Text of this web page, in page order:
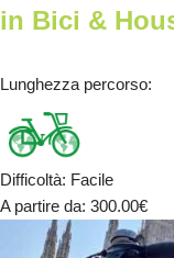
in Bici &
Lunghezza percorso:
Difficoltà: Facile
A partire da: 300.00€